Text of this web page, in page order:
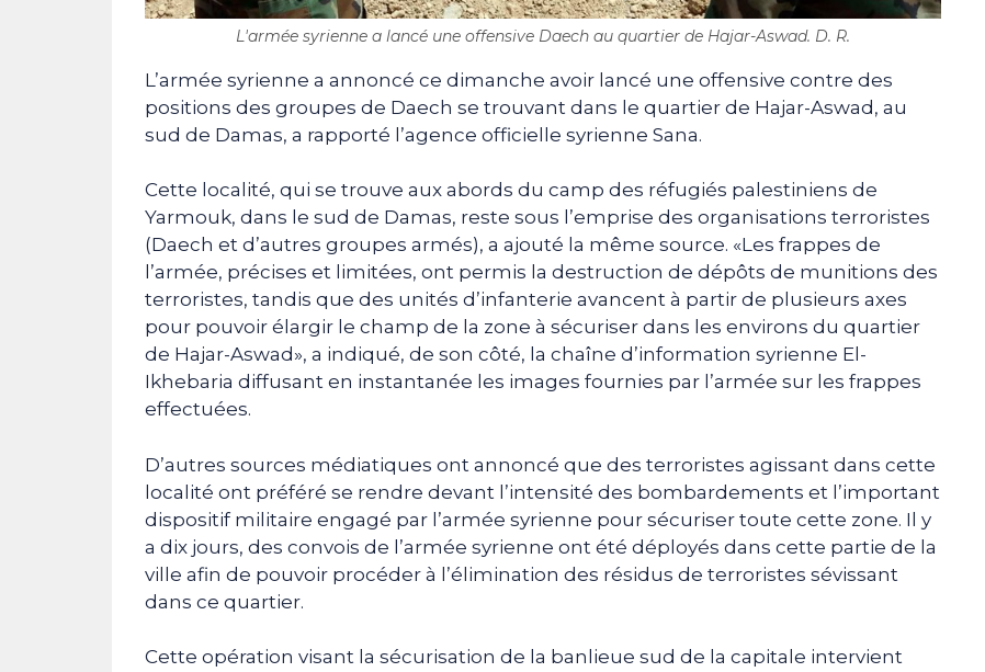
L'armée syrienne a lancé une offensive Daech au quartier de Hajar-Aswad. D. R.
L’armée syrienne a annoncé ce dimanche avoir lancé une offensive contre des
positions des groupes de Daech se trouvant dans le quartier de Hajar-Aswad, au
sud de Damas, a rapporté l’agence officielle syrienne Sana.
Cette localité, qui se trouve aux abords du camp des réfugiés palestiniens de
Yarmouk, dans le sud de Damas, reste sous l’emprise des organisations terroristes
(Daech et d’autres groupes armés), a ajouté la même source. «Les frappes de
l’armée, précises et limitées, ont permis la destruction de dépôts de munitions des
terroristes, tandis que des unités d’infanterie avancent à partir de plusieurs axes
pour pouvoir élargir le champ de la zone à sécuriser dans les environs du quartier
de Hajar-Aswad», a indiqué, de son côté, la chaîne d’information syrienne El-
Ikhebaria diffusant en instantanée les images fournies par l’armée sur les frappes
effectuées.
D’autres sources médiatiques ont annoncé que des terroristes agissant dans cette
localité ont préféré se rendre devant l’intensité des bombardements et l’important
dispositif militaire engagé par l’armée syrienne pour sécuriser toute cette zone. Il y
a dix jours, des convois de l’armée syrienne ont été déployés dans cette partie de la
ville afin de pouvoir procéder à l’élimination des résidus de terroristes sévissant
dans ce quartier.
Cette opération visant la sécurisation de la banlieue sud de la capitale intervient